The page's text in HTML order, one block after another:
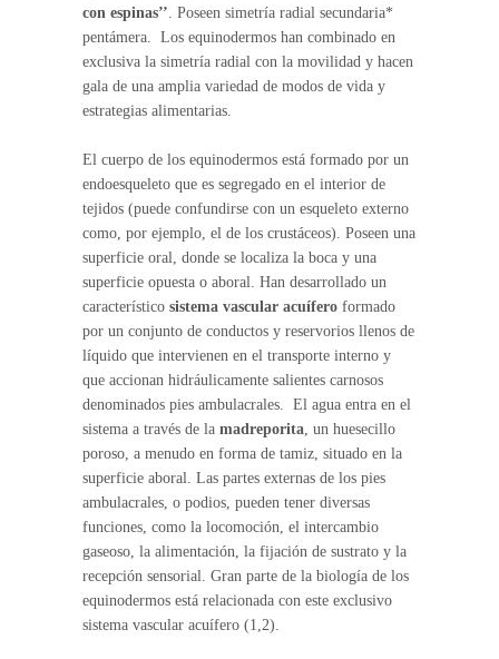
con espinas’’ . Poseen simetría radial secundaria*
pentámera. Los equinodermos han combinado en
exclusiva la simetría radial con la movilidad y hacen
gala de una amplia variedad de modos de vida y
estrategias alimentarias.
El cuerpo de los equinodermos está formado por un
endoesqueleto que es segregado en el interior de
tejidos (puede confundirse con un esqueleto externo
como, por ejemplo, el de los crustáceos). Poseen una
superficie oral, donde se localiza la boca y una
superficie opuesta o aboral. Han desarrollado un
característico sistema vascular acuífero formado
por un conjunto de conductos y reservorios llenos de
líquido que intervienen en el transporte interno y
que accionan hidráulicamente salientes carnosos
denominados pies ambulacrales. El agua entra en el
sistema a través de la madreporita, un huesecillo
poroso, a menudo en forma de tamiz, situado en la
superficie aboral. Las partes externas de los pies
ambulacrales, o podios, pueden tener diversas
funciones, como la locomoción, el intercambio
gaseoso, la alimentación, la fijación de sustrato y la
recepción sensorial. Gran parte de la biología de los
equinodermos está relacionada con este exclusivo
sistema vascular acuífero (1,2).